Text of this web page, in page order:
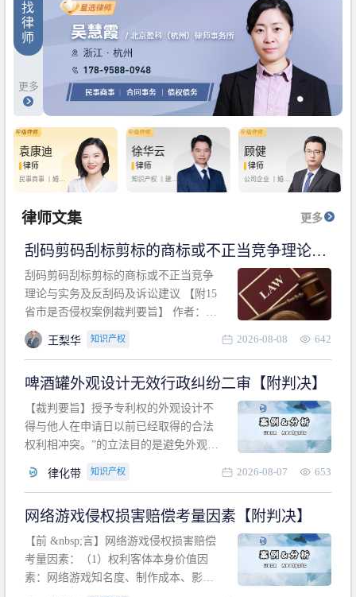
找
律
师
更多
袁康迪
律师
民事商事 丨 婚姻
徐华云
律师
知识产权 丨 建设
顾健
律师
公司企业 丨婚姻
房产纠纷
律师文集 更多
刮码剪码刮标剪标的商标或不正当竞争理论与
实务及反刮码及诉讼建议 【附15省市是否侵权
案例裁判要旨】
刮码剪码刮标剪标的商标或不正当竞争
理论与实务及反刮码及诉讼建议 【附15
省市是否侵权案例裁判要旨】 作者：浙
江杭知桥律师事务所 王梨华 周靖超 【导
读】 第一部分：刮码剪码刮标剪标的商
诉讼建议 第二部分：15省市是否侵权案
例的裁判要旨 目录 第一部分、刮码剪码
刮
王梨华 知识产权 2026-08-08 642
啤酒罐外观设计无效行政纠纷二审【附判决】
【裁判要旨】授予专利权的外观设计不
得与他人在申请日以前已经取得的合法
权利相冲突。”的立法目的是避免外观设
冲突。基于此，凡是因该外观设计的实
于该款规定的规制范畴。“合法权利”不宜
作狭义解释，一般情况下，只要依法享
有的、在本专利申请日之
律化带 知识产权 2026-08-07 653
网络游戏侵权损害赔偿考量因素【附判决】
【前 &nbsp;言】网络游戏侵权损害赔偿
考量因素：（1）权利客体本身价值因
素：网络游戏知名度、制作成本、影响